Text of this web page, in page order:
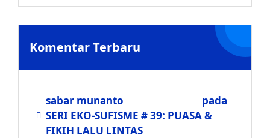
Komentar Terbaru
sabar munanto
pada
SERI EKO-SUFISME # 39: PUASA &
FIKIH LALU LINTAS